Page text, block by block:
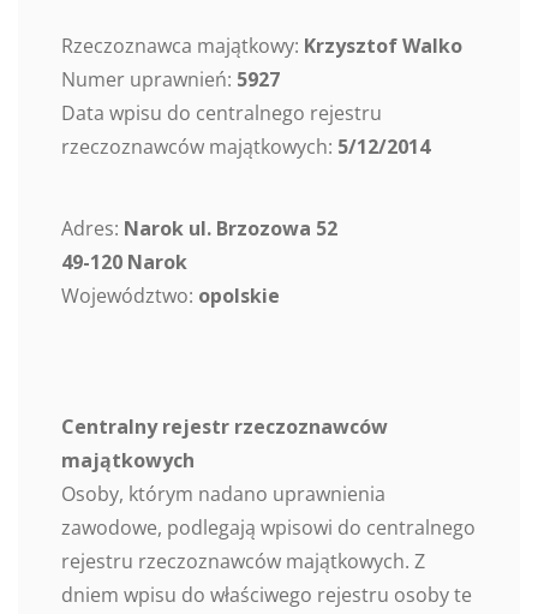
Rzeczoznawca majątkowy: Krzysztof Walko
Numer uprawnień: 5927
Data wpisu do centralnego rejestru
rzeczoznawców majątkowych: 5/12/2014
Adres: Narok ul. Brzozowa 52
49-120 Narok
Województwo: opolskie
Centralny rejestr rzeczoznawców
majątkowych
Osoby, którym nadano uprawnienia
zawodowe, podlegają wpisowi do centralnego
rejestru rzeczoznawców majątkowych. Z
dniem wpisu do właściwego rejestru osoby te